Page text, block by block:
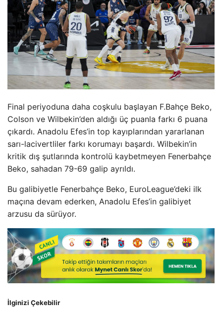
Final periyoduna daha coşkulu başlayan F.Bahçe Beko,
Colson ve Wilbekin’den aldığı üç puanla farkı 6 puana
çıkardı. Anadolu Efes’in top kayıplarından yararlanan
sarı-lacivertliler farkı korumayı başardı. Wilbekin’in
kritik dış şutlarında kontrolü kaybetmeyen Fenerbahçe
Beko, sahadan 79-69 galip ayrıldı.
Bu galibiyetle Fenerbahçe Beko, EuroLeague’deki ilk
maçına devam ederken, Anadolu Efes’in galibiyet
arzusu da sürüyor.
İlginizi Çekebilir